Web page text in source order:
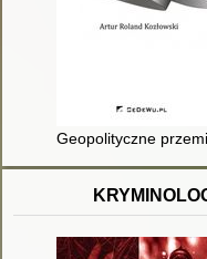
Geopolityczne